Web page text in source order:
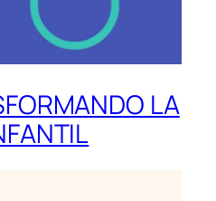
LA